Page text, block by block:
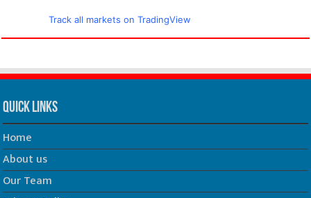
Track all markets on TradingView
Quick Links
Home
About us
Our Team